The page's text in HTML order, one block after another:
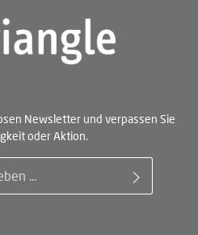
Newsletter und verpassen Sie
oder Aktion.